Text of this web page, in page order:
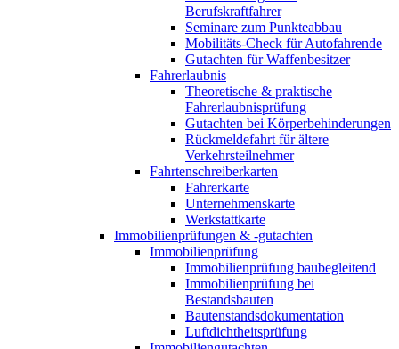
Berufskraftfahrer
Seminare zum Punkteabbau
Mobilitäts-Check für Autofahrende
Gutachten für Waffenbesitzer
Fahrerlaubnis
Theoretische & praktische
Fahrerlaubnisprüfung
Gutachten bei Körperbehinderungen
Rückmeldefahrt für ältere
Verkehrsteilnehmer
Fahrtenschreiberkarten
Fahrerkarte
Unternehmenskarte
Werkstattkarte
Immobilienprüfungen & -gutachten
Immobilienprüfung
Immobilienprüfung baubegleitend
Immobilienprüfung bei
Bestandsbauten
Bautenstandsdokumentation
Luftdichtheitsprüfung